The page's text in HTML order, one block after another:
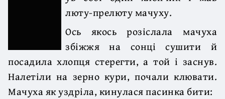
люту-прелюту мачуху.
Ось якось розіслала мачуха
збіжжя на сонці сушити й
посадила хлопця стерегти, а той і заснув.
Налетіли на зерно кури, почали клювати.
Мачуха як уздріла, кинулася пасинка бити: